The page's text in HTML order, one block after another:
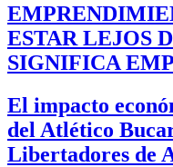
ESTAR LEJOS
SIGNIFICA
El impacto
del Atlético
Libertadores de